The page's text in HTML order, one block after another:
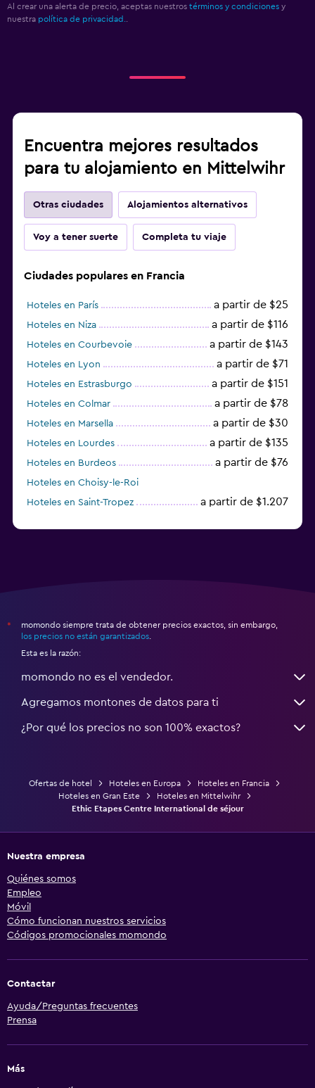
Al crear una alerta de precio, aceptas nuestros términos y condiciones y
nuestra política de privacidad.
Encuentra mejores resultados
para tu alojamiento en Mittelwihr
Otras ciudades Alojamientos alternativos
Voy a tener suerte Completa tu viaje
Ciudades populares en Francia
Hoteles en París a partir de $25
Hoteles en Niza a partir de $116
Hoteles en Courbevoie a partir de $143
Hoteles en Lyon a partir de $71
Hoteles en Estrasburgo a partir de $151
Hoteles en Colmar a partir de $78
Hoteles en Marsella a partir de $30
Hoteles en Lourdes a partir de $135
Hoteles en Burdeos a partir de $76
Hoteles en Choisy-le-Roi
Hoteles en Saint-Tropez
a partir de $1.207
*
momondo siempre trata de obtener precios exactos, sin embargo,
los precios no están garantizados
Esta es la razón:
momondo no es el vendedor.
Agregamos montones de datos para ti
¿Por qué los precios no son 100% exactos?
Ofertas de hotel Hoteles en Europa
Hoteles en Francia
Hoteles en Gran Este
Hoteles en Mittelwihr
Ethic Etapes Centre International de séjour
Nuestra empresa
Quiénes somos
Empleo
Móvil
Cómo funcionan nuestros servicios
Códigos promocionales momondo
Contactar
Ayuda/Preguntas frecuentes
Prensa
Más